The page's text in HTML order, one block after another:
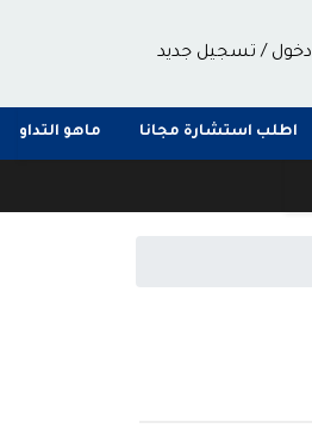
دخول / تسجيل جديد
اطلب استشارة مجانا ماهو التداول